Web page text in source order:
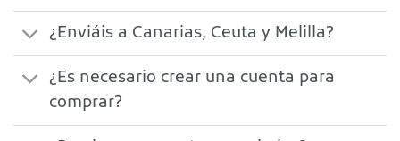
¿Enviáis a Canarias, Ceuta y Melilla?
¿Es necesario crear una cuenta para
comprar?